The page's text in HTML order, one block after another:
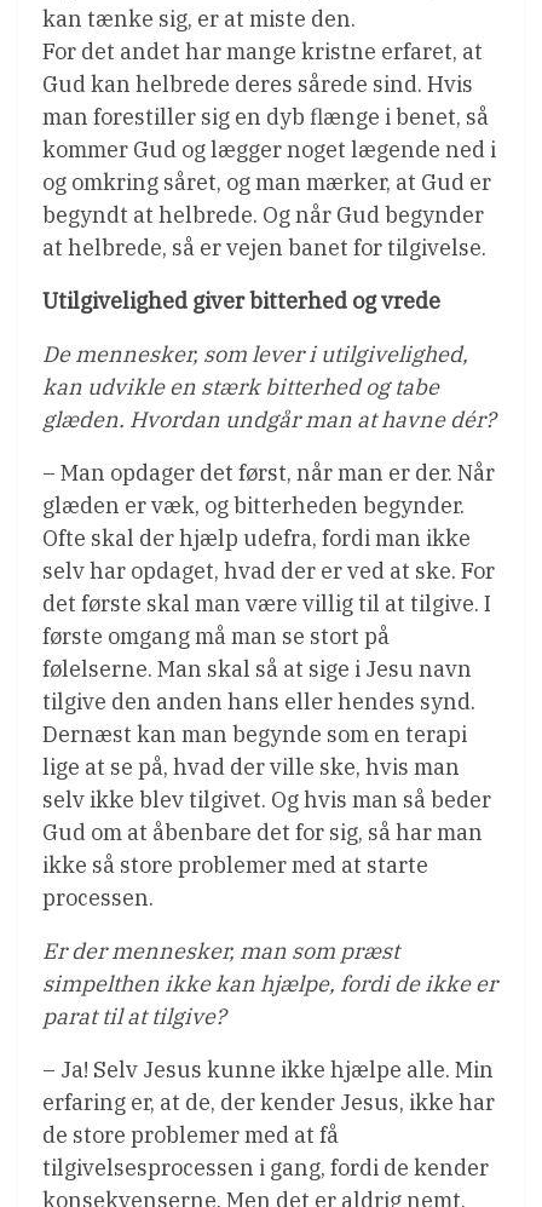
kan tænke sig, er at miste den.
For det andet har mange kristne erfaret, at
Gud kan helbrede deres sårede sind. Hvis
man forestiller sig en dyb flænge i benet, så
kommer Gud og lægger noget lægende ned i
og omkring såret, og man mærker, at Gud er
begyndt at helbrede. Og når Gud begynder
at helbrede, så er vejen banet for tilgivelse.
Utilgivelighed giver bitterhed og vrede
De mennesker, som lever i utilgivelighed,
kan udvikle en stærk bitterhed og tabe
glæden. Hvordan undgår man at havne dér?
– Man opdager det først, når man er der. Når
glæden er væk, og bitterheden begynder.
Ofte skal der hjælp udefra, fordi man ikke
selv har opdaget, hvad der er ved at ske. For
det første skal man være villig til at tilgive. I
første omgang må man se stort på
følelserne. Man skal så at sige i Jesu navn
tilgive den anden hans eller hendes synd.
Dernæst kan man begynde som en terapi
lige at se på, hvad der ville ske, hvis man
selv ikke blev tilgivet. Og hvis man så beder
Gud om at åbenbare det for sig, så har man
ikke så store problemer med at starte
processen.
Er der mennesker, man som præst
simpelthen ikke kan hjælpe, fordi de ikke er
parat til at tilgive?
– Ja! Selv Jesus kunne ikke hjælpe alle. Min
erfaring er, at de, der kender Jesus, ikke har
de store problemer med at få
tilgivelsesprocessen i gang, fordi de kender
konsekvenserne. Men det er aldrig nemt,